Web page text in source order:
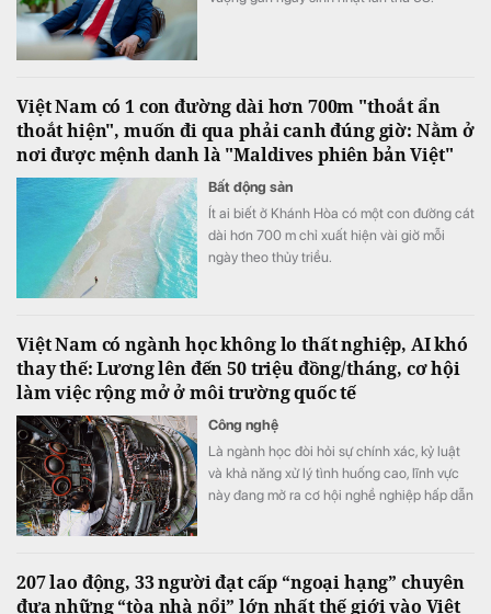
Việt Nam có 1 con đường dài hơn 700m "thoắt ẩn
thoắt hiện", muốn đi qua phải canh đúng giờ: Nằm ở
nơi được mệnh danh là "Maldives phiên bản Việt"
Bất động sản
Ít ai biết ở Khánh Hòa có một con đường cát
dài hơn 700 m chỉ xuất hiện vài giờ mỗi
ngày theo thủy triều.
Việt Nam có ngành học không lo thất nghiệp, AI khó
thay thế: Lương lên đến 50 triệu đồng/tháng, cơ hội
làm việc rộng mở ở môi trường quốc tế
Công nghệ
Là ngành học đòi hỏi sự chính xác, kỷ luật
và khả năng xử lý tình huống cao, lĩnh vực
này đang mở ra cơ hội nghề nghiệp hấp dẫn
207 lao động, 33 người đạt cấp “ngoại hạng” chuyên
đưa những “tòa nhà nổi” lớn nhất thế giới vào Việt